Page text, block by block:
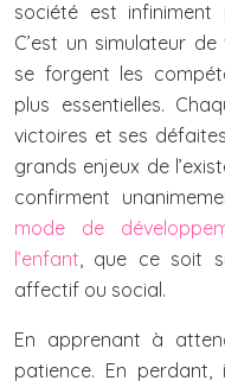
société est infiniment
C’est un simulateur
se forgent les
plus essentielles.
victoires et ses
grands enjeux de
confirment
mode de
l’enfant , que ce soit
affectif ou social.
En apprenant à
patience. En